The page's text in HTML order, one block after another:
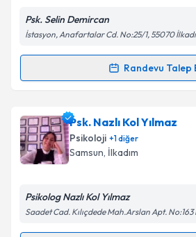
Kişisel verilerimin işlenmesine
Metni'ni okudum ve kişisel
Takvim Talebini
Psk. Selin Demircan
İstasyon, Anafartalar Cd. No:25/1, 55070
Randevu Talep
Randevu Takvimi Talebi
Psk. Selin Demircaniçin
oluşturun. Size bu uzmandan
takvim hazırlandığında e-posta
Psk. Nazlı Kol Yılmaz
Psikoloji +1diğer
Samsun, İlkadım
Psikolog Nazlı Kol Yılmaz
Saadet Cad. Kılıçdede Mah.Arslan Apt.